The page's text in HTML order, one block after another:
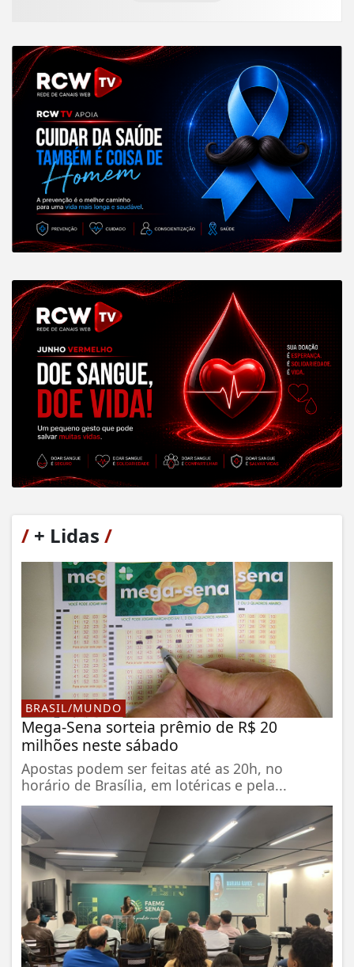
/ + Lidas /
BRASIL/MUNDO
Mega-Sena sorteia prêmio de R$ 20
milhões neste sábado
Apostas podem ser feitas até as 20h, no
horário de Brasília, em lotéricas e pela...